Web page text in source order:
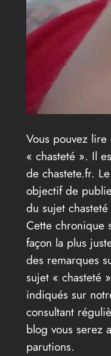
Vous pouvez
« chasteté ». Il
de chastete.fr.
objectif de
du sujet
Cette chronique
façon la plus
des remarques
sujet « chasteté
indiqués sur
consultant
blog vous serez
parutions.